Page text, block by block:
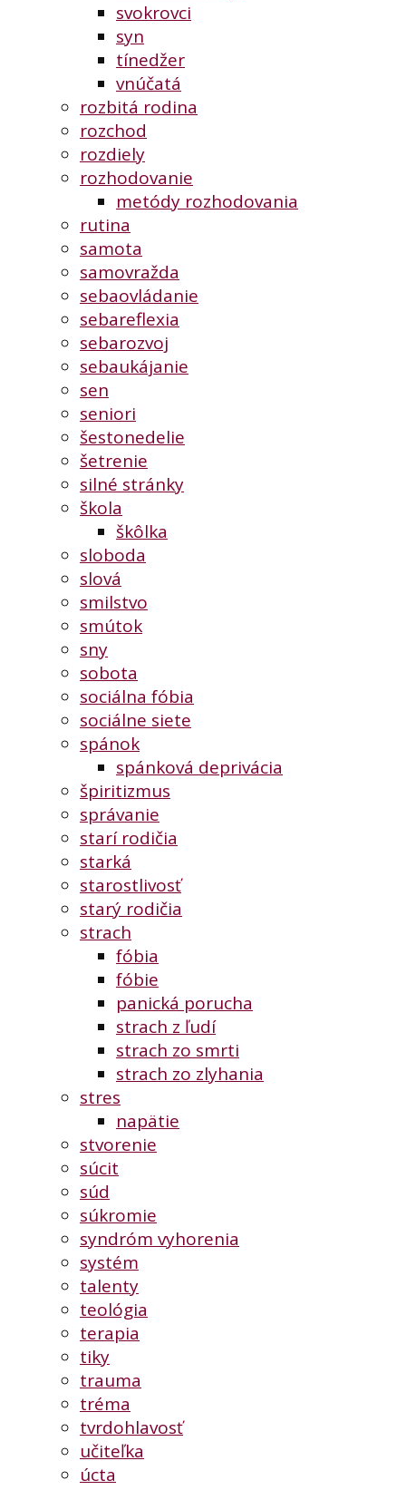
svokrovci
syn
tínedžer
vnúčatá
rozbitá rodina
rozchod
rozdiely
rozhodovanie
metódy rozhodovania
rutina
samota
samovražda
sebaovládanie
sebareflexia
sebarozvoj
sebaukájanie
sen
seniori
šestonedelie
šetrenie
silné stránky
škola
škôlka
sloboda
slová
smilstvo
smútok
sny
sobota
sociálna fóbia
sociálne siete
spánok
spánková deprivácia
špiritizmus
správanie
starí rodičia
starká
starostlivosť
starý rodičia
strach
fóbia
fóbie
panická porucha
strach z ľudí
strach zo smrti
strach zo zlyhania
stres
napätie
stvorenie
súcit
súd
súkromie
syndróm vyhorenia
systém
talenty
teológia
terapia
tiky
trauma
tréma
tvrdohlavosť
učiteľka
úcta